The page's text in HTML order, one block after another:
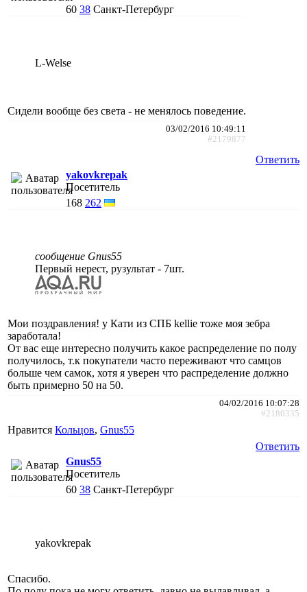
60 38 Санкт-Петербург
L-Welse
Сидели вообще без света - не менялось поведение.
03/02/2016 10:49:11
#2179877
Ответить
yakovkrepak
Посетитель
168 262
сообщение Gnus55
Первый нерест, рузультат - 7шт.
Мои поздравления! у Кати из СПБ kellie тоже моя зебра
заработала!
От вас еще интересно получить какое распределение по полу
получилось, т.к покупатели часто переживают что самцов
больше чем самок, хотя я уверен что распределение должно
быть примерно 50 на 50.
04/02/2016 10:07:28
#2180335
Нравится Кольцов, Gnus55
Ответить
Gnus55
Посетитель
60 38 Санкт-Петербург
yakovkrepak
Спасибо.